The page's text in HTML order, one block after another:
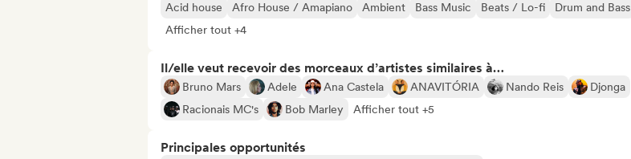
Acid house Afro House / Amapiano Ambient Bass Music Beats / Lo-fi
Drum and Bass
Afficher tout +4
Il/elle veut recevoir des morceaux d’artistes similaires à…
Bruno Mars Adele Ana Castela ANAVITÓRIA Nando Reis
Djonga
Racionais MC's
Bob Marley Afficher tout +5
Principales opportunités